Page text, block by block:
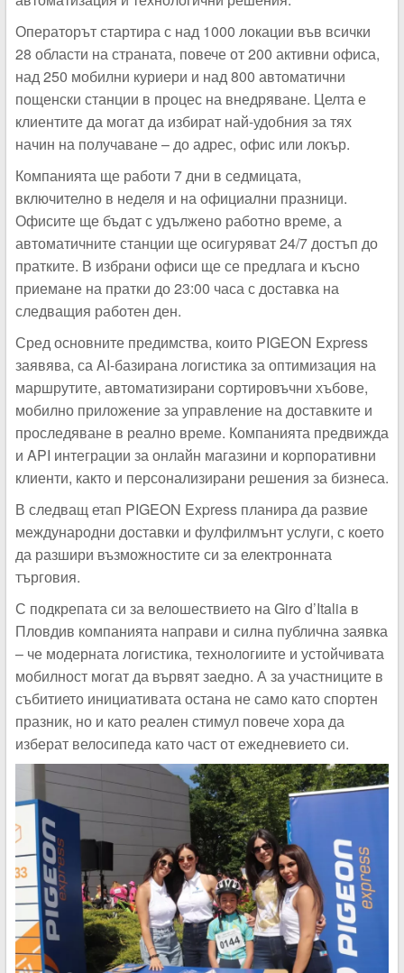
Операторът стартира с над 1000 локации във всички
28 области на страната, повече от 200 активни офиса,
над 250 мобилни куриери и над 800 автоматични
пощенски станции в процес на внедряване. Целта е
клиентите да могат да избират най-удобния за тях
начин на получаване – до адрес, офис или локър.
Компанията ще работи 7 дни в седмицата,
включително в неделя и на официални празници.
Офисите ще бъдат с удължено работно време, а
автоматичните станции ще осигуряват 24/7 достъп до
пратките. В избрани офиси ще се предлага и късно
приемане на пратки до 23:00 часа с доставка на
следващия работен ден.
Сред основните предимства, които PIGEON Express
заявява, са AI-базирана логистика за оптимизация на
маршрутите, автоматизирани сортировъчни хъбове,
мобилно приложение за управление на доставките и
проследяване в реално време. Компанията предвижда
и API интеграции за онлайн магазини и корпоративни
клиенти, както и персонализирани решения за бизнеса.
В следващ етап PIGEON Express планира да развие
международни доставки и фулфилмънт услуги, с което
да разшири възможностите си за електронната
търговия.
С подкрепата си за велошествието на Giro d’Italia в
Пловдив компанията направи и силна публична заявка
– че модерната логистика, технологиите и устойчивата
мобилност могат да вървят заедно. А за участниците в
събитието инициативата остана не само като спортен
празник, но и като реален стимул повече хора да
изберат велосипеда като част от ежедневието си.